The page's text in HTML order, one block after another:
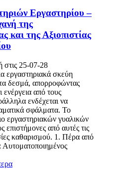
Εργαστηρίου –
της
και της Αξιοπιστίας
στις 25-07-28
εργαστηριακά σκεύη
δεσμά, απορροφώντας
ενέργεια από τους
ενδέχεται να
σφάλματα. Το
εργαστηριακών γυαλικών
επιστήμονες από αυτές τις
καθαρισμού. 1. Πέρα από
Αυτοματοποιημένος